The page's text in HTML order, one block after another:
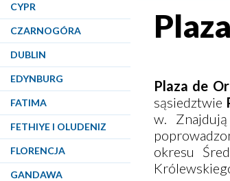
CYPR
CZARNOGÓRA
DUBLIN
EDYNBURG
FATIMA
FETHIYE I OLUDENIZ
FLORENCJA
GANDAWA
Plaza de
sąsiedztwie
w.
okresu